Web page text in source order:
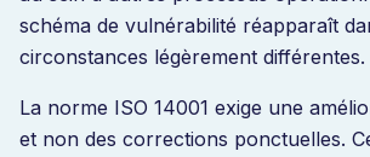
schéma de vulnérabilité réapparaît
circonstances légèrement différentes.
La norme ISO 14001 exige une
et non des corrections ponctuelles.